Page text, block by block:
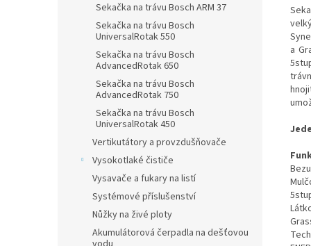
Sekačka na trávu Bosch ARM 37
Sekačka na trávu Bosch
UniversalRotak 550
Sekačka na trávu Bosch
AdvancedRotak 650
Sekačka na trávu Bosch
AdvancedRotak 750
Sekačka na trávu Bosch
UniversalRotak 450
Vertikutátory a provzdušňovače
Vysokotlaké čističe
Vysavače a fukary na listí
Systémové příslušenství
Nůžky na živé ploty
Akumulátorová čerpadla na dešťovou
a